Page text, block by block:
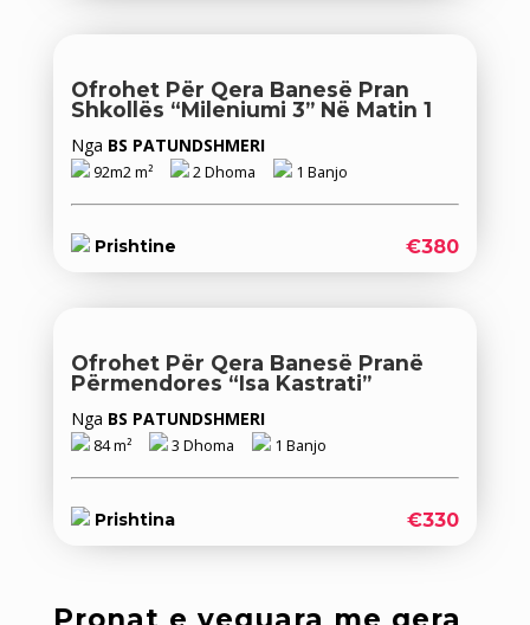
Ofrohet Për Qera Banesë Pran
Shkollës “Mileniumi 3” Në Matin 1
Nga BS PATUNDSHMERI
92m2 m² 2 Dhoma 1 Banjo
Prishtine €380
Ofrohet Për Qera Banesë Pranë
Përmendores “Isa Kastrati”
Nga BS PATUNDSHMERI
84 m² 3 Dhoma 1 Banjo
Prishtina €330